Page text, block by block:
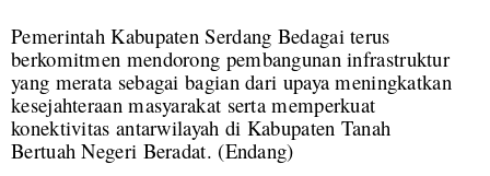
Pemerintah Kabupaten Serdang Bedagai terus
berkomitmen mendorong pembangunan infrastruktur
yang merata sebagai bagian dari upaya meningkatkan
kesejahteraan masyarakat serta memperkuat
konektivitas antarwilayah di Kabupaten Tanah
Bertuah Negeri Beradat. (Endang)